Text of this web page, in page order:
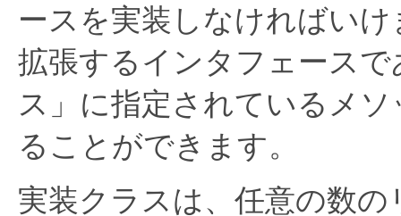
ースを実装しなければい
拡張するインタフェース
ス」に指定されているメ
ることができます。
実装クラスは、任意の数